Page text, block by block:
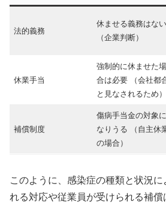
法的義務
休ませる義務はない
（企業判断）
休業手当
強制的に休ませた場
合は必要 （会社都
と見なされるため）
補償制度
傷病手当金の対象に
なりうる （自主休
の場合）
このように、感染症の種類と状況
れる対応や従業員が受けられる補償